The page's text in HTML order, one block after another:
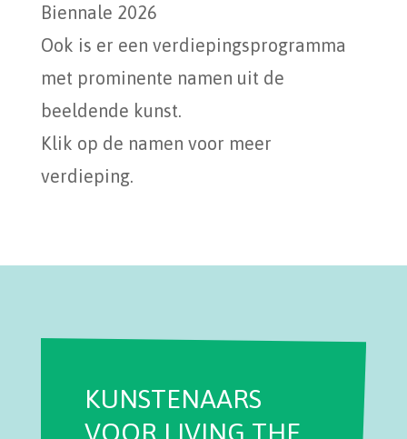
Biennale 2026
Ook is er een verdiepingsprogramma
met prominente namen uit de
beeldende kunst.
Klik op de namen voor meer
verdieping.
KUNSTENAARS
VOOR LIVING THE